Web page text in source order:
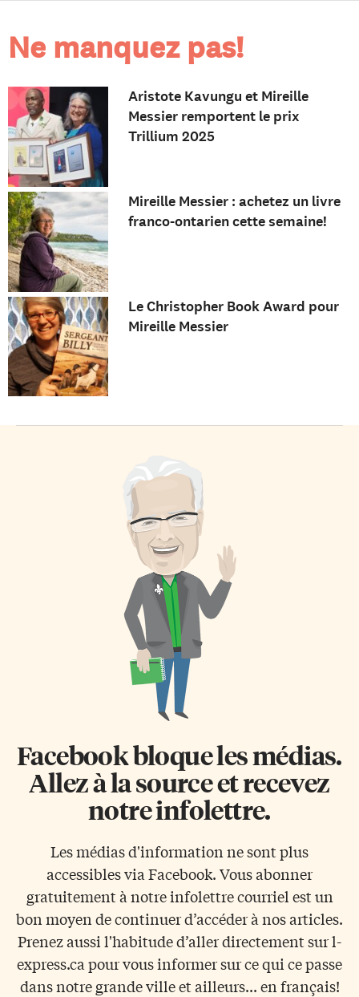
Ne manquez pas!
Aristote Kavungu et Mireille
Messier remportent le prix
Trillium 2025
Mireille Messier : achetez un livre
franco-ontarien cette semaine!
Le Christopher Book Award pour
Mireille Messier
Facebook bloque les médias.
Allez à la source et recevez
notre infolettre.
Les médias d'information ne sont plus
accessibles via Facebook. Vous abonner
gratuitement à notre infolettre courriel est un
bon moyen de continuer d’accéder à nos articles.
Prenez aussi l'habitude d’aller directement sur l-
express.ca pour vous informer sur ce qui ce passe
dans notre grande ville et ailleurs... en français!